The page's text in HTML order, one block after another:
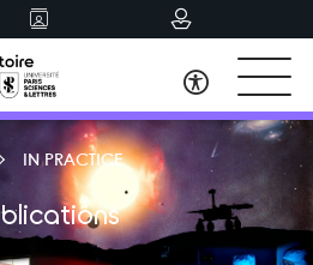
IN PRACTICE